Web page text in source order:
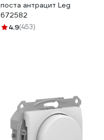
поста антрацит Leg
672582
4.9(453)